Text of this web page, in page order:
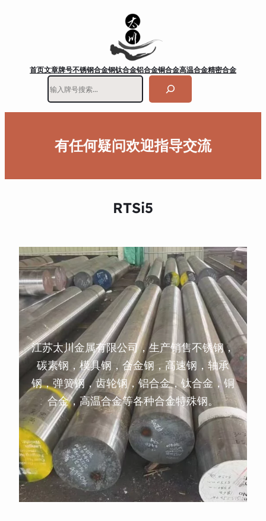
首页文章牌号不锈钢合金钢钛合金铝合金铜合金高温合金精密合金
有任何疑问欢迎指导交流
RTSi5
江苏太川金属有限公司，生产销售不锈钢，
碳素钢，模具钢，合金钢，高速钢，轴承
钢，弹簧钢，齿轮钢，铝合金，钛合金，铜
合金，高温合金等各种合金特殊钢。